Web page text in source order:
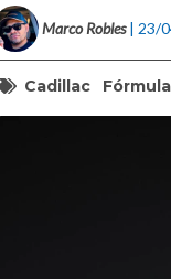
Marco Robles | 23/
Cadillac Fórmula